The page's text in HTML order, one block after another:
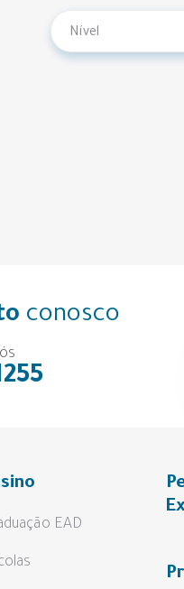
conosco
EAD